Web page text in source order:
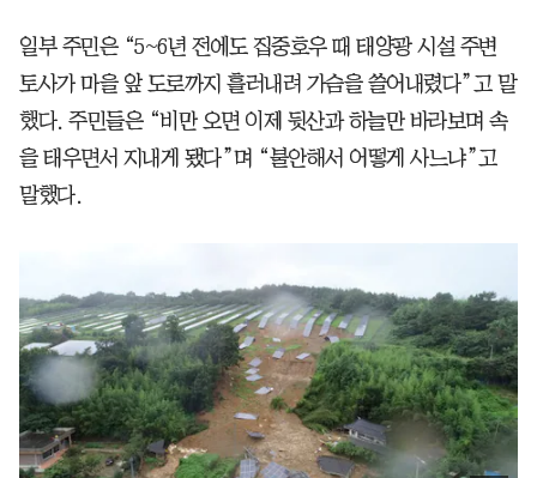
일부 주민은 “5~6년 전에도 집중호우 때 태양광 시설 주변
토사가 마을 앞 도로까지 흘러내려 가슴을 쓸어내렸다”고 말
했다. 주민들은 “비만 오면 이제 뒷산과 하늘만 바라보며 속
을 태우면서 지내게 됐다”며 “불안해서 어떻게 사느냐”고
말했다.